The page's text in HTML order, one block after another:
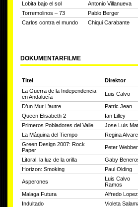
Lobita bajo el sol
Antonio Villanueva
Torremolinos – 73
Pablo Berger
Carlos contra el mundo
Chiqui Carabante
DOKUMENTARFILME
Titel Direktor
La Guerra de la Independencia
en Andalucía
Luis Calvo
D’un Mur L’autre Patric Jean
Queen Elisabeth 2
Ian Lilley
Primeros Pobladores del Valle
Jose Luis
La Máquina del Tiempo
Regina
Green Design 2007: Rock
Paper
Peter Webber
Litoral, la luz de la orilla Gaby
Horizon: Smoking
Paul Olding
Asperones
Luis Calvo
Ramos
Malaga Futura Alfredo Lopez
Indultado
Violeta